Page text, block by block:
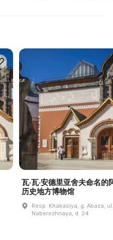
瓦·瓦·安德里亚舍夫命名的
历史地方博物馆
Resp. Khakasiya, g. Abaza, ul.
Naberezhnaya, d. 24